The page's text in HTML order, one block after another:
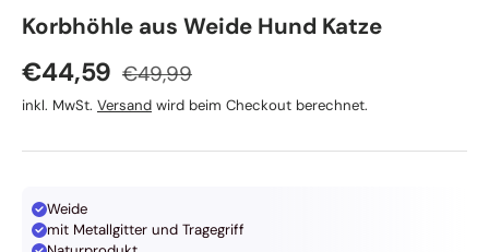
TRIXIE
Korbhöhle aus Weide Hund Katze
Verkaufspreis
€44,59 Normaler Preis
€49,99
inkl. MwSt. Versand wird beim Checkout berechnet.
Weide
mit Metallgitter und Tragegriff